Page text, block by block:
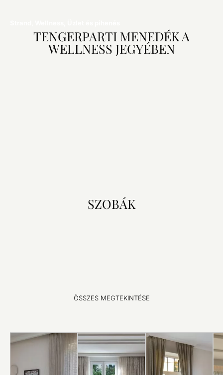
TENGERPARTI MENEDÉK A
WELLNESS JEGYÉBEN
SZOBÁK
ÖSSZES MEGTEKINTÉSE